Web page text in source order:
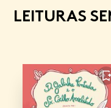
LEITURAS
FAVORITO